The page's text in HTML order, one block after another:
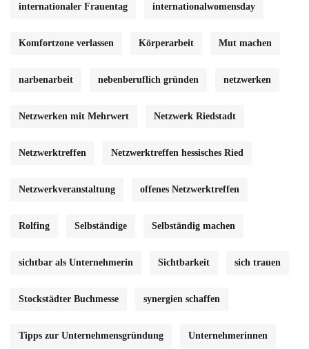
internationaler Frauentag internationalwomensday
Komfortzone verlassen Körperarbeit Mut machen
narbenarbeit nebenberuflich gründen netzwerken
Netzwerken mit Mehrwert Netzwerk Riedstadt
Netzwerktreffen Netzwerktreffen hessisches Ried
Netzwerkveranstaltung offenes Netzwerktreffen
Rolfing Selbständige Selbständig machen
sichtbar als Unternehmerin Sichtbarkeit sich trauen
Stockstädter Buchmesse synergien schaffen
Tipps zur Unternehmensgründung Unternehmerinnen